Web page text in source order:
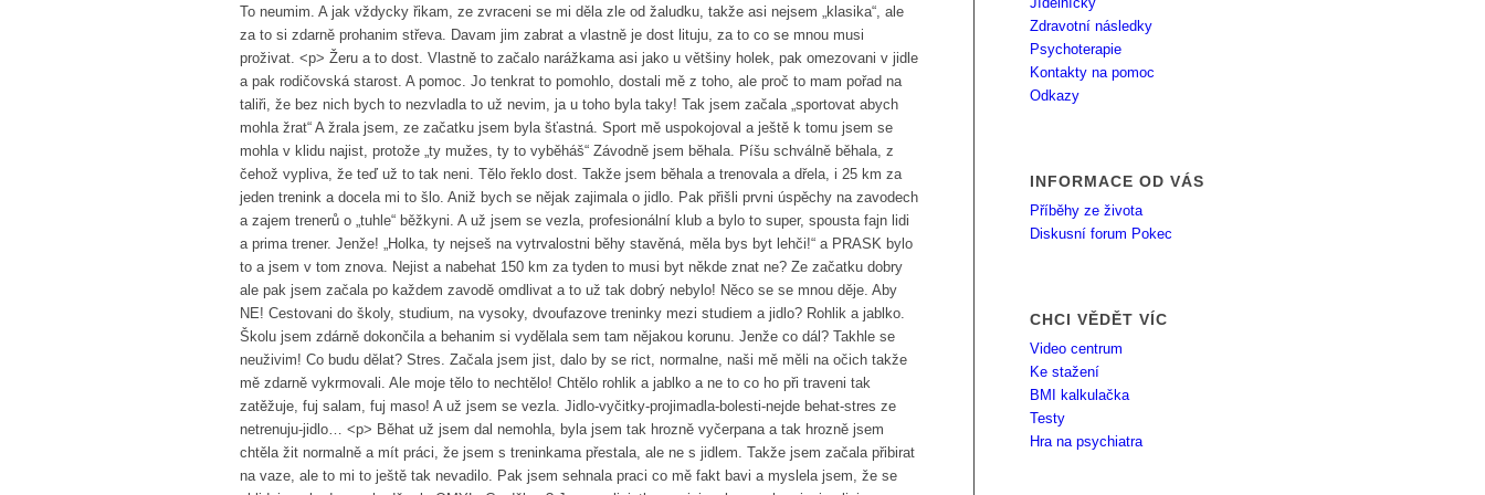
To neumim. A jak vždycky řikam, ze zvraceni se mi děla zle od žaludku, takže asi nejsem „klasika“, ale
za to si zdarně prohanim střeva. Davam jim zabrat a vlastně je dost lituju, za to co se mnou musi
proživat. <p> Žeru a to dost. Vlastně to začalo narážkama asi jako u většiny holek, pak omezovani v jidle
a pak rodičovská starost. A pomoc. Jo tenkrat to pomohlo, dostali mě z toho, ale proč to mam pořad na
taliři, že bez nich bych to nezvladla to už nevim, ja u toho byla taky! Tak jsem začala „sportovat abych
mohla žrat“ A žrala jsem, ze začatku jsem byla šťastná. Sport mě uspokojoval a ještě k tomu jsem se
mohla v klidu najist, protože „ty mužes, ty to vyběháš“ Závodně jsem běhala. Píšu schválně běhala, z
čehož vypliva, že teď už to tak neni. Tělo řeklo dost. Takže jsem běhala a trenovala a dřela, i 25 km za
jeden trenink a docela mi to šlo. Aniž bych se nějak zajimala o jidlo. Pak přišli prvni úspěchy na zavodech
a zajem trenerů o „tuhle“ běžkyni. A už jsem se vezla, profesionální klub a bylo to super, spousta fajn lidi
a prima trener. Jenže! „Holka, ty nejseš na vytrvalostni běhy stavěná, měla bys byt lehči!“ a PRASK bylo
to a jsem v tom znova. Nejist a nabehat 150 km za tyden to musi byt někde znat ne? Ze začatku dobry
ale pak jsem začala po každem zavodě omdlivat a to už tak dobrý nebylo! Něco se se mnou děje. Aby
NE! Cestovani do školy, studium, na vysoky, dvoufazove treninky mezi studiem a jidlo? Rohlik a jablko.
Školu jsem zdárně dokončila a behanim si vydělala sem tam nějakou korunu. Jenže co dál? Takhle se
neuživim! Co budu dělat? Stres. Začala jsem jist, dalo by se rict, normalne, naši mě měli na očich takže
mě zdarně vykrmovali. Ale moje tělo to nechtělo! Chtělo rohlik a jablko a ne to co ho při traveni tak
zatěžuje, fuj salam, fuj maso! A už jsem se vezla. Jidlo-vyčitky-projimadla-bolesti-nejde behat-stres ze
netrenuju-jidlo… <p> Běhat už jsem dal nemohla, byla jsem tak hrozně vyčerpana a tak hrozně jsem
chtěla žit normalně a mít práci, že jsem s treninkama přestala, ale ne s jidlem. Takže jsem začala přibirat
na vaze, ale to mi to ještě tak nevadilo. Pak jsem sehnala praci co mě fakt bavi a myslela jsem, že se
Zdravotní následky
Psychoterapie
Kontakty na pomoc
Odkazy
INFORMACE OD VÁS
Příběhy ze života
Diskusní forum Pokec
CHCI VĚDĚT VÍC
Video centrum
Ke stažení
BMI kalkulačka
Testy
Hra na psychiatra